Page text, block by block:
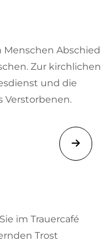
Abschied
Zur kirchlichen
und die
Verstorbenen.
im Trauercafé
Trost